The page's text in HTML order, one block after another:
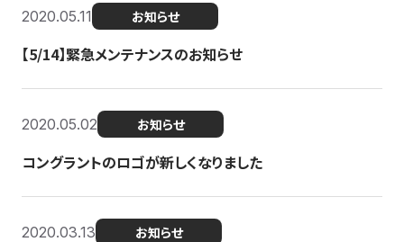
2020.05.11 お知らせ
【5/14】緊急メンテナンスのお知らせ
2020.05.02 お知らせ
コングラントのロゴが新しくなりました
2020.03.13 お知らせ